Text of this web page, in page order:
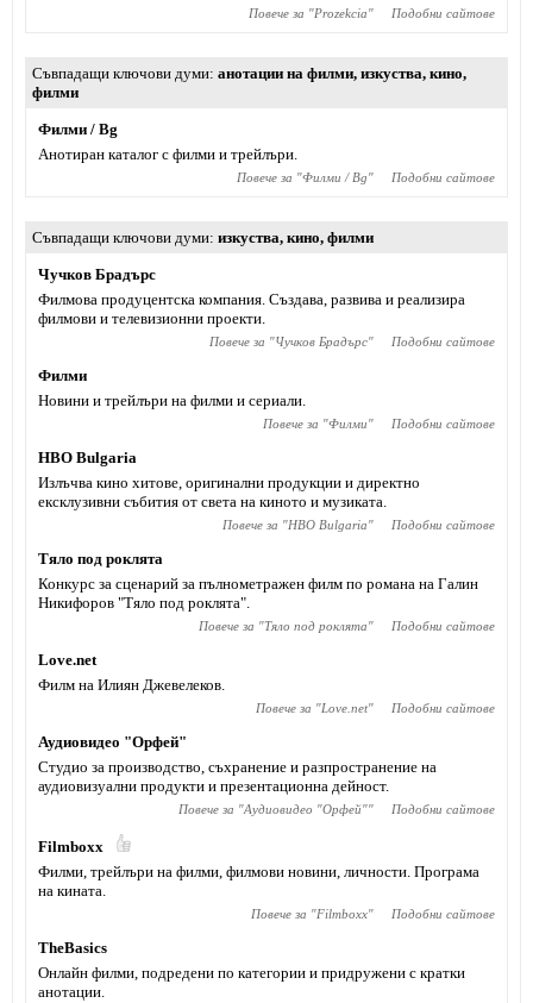
Повече за "Prozekcia" Подобни сайтове
Съвпадащи ключови думи анотации на филми, изкуства, кино,
филми
Филми / Bg
Анотиран каталог с филми и трейлъри.
Повече за "Филми / Bg" Подобни сайтове
Съвпадащи ключови думи изкуства, кино, филми
Чучков Брадърс
Филмова продуцентска компания. Създава, развива и реализира
филмови и телевизионни проекти.
Повече за "Чучков Брадърс" Подобни сайтове
Филми
Новини и трейлъри на филми и сериали.
Повече за "Филми" Подобни сайтове
HBO Bulgaria
Излъчва кино хитове, оригинални продукции и директно
ексклузивни събития от света на киното и музиката.
Повече за "HBO Bulgaria" Подобни сайтове
Тяло под роклята
Конкурс за сценарий за пълнометражен филм по романа на Галин
Никифоров "Тяло под роклята".
Повече за "Тяло под роклята" Подобни сайтове
Love.net
Филм на Илиян Джевелеков.
Повече за "Love.net" Подобни сайтове
Аудиовидео "Орфей"
Студио за производство, съхранение и разпространение на
аудиовизуални продукти и презентационна дейност.
Повече за "Аудиовидео "Орфей"" Подобни сайтове
Filmboxx
Филми, трейлъри на филми, филмови новини, личности. Програма
на кината.
Повече за "Filmboxx" Подобни сайтове
TheBasics
Онлайн филми, подредени по категории и придружени с кратки
анотации.